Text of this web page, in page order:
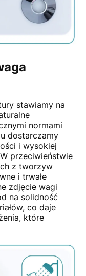
stawiamy na
normami
dostarczamy
i wysokiej
przeciwieństwie
z tworzyw
i trwałe
zdjęcie wagi
na solidność
co daje
które